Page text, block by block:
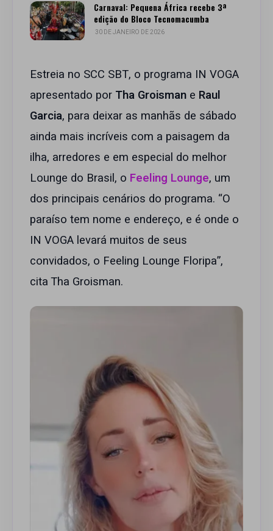
Carnaval: Pequena África recebe 3ª
edição do Bloco Tecnomacumba
30 DE JANEIRO DE 2026
Estreia no SCC SBT, o programa IN VOGA
apresentado por Tha Groisman e Raul
Garcia, para deixar as manhãs de sábado
ainda mais incríveis com a paisagem da
ilha, arredores e em especial do melhor
Lounge do Brasil, o Feeling Lounge, um
dos principais cenários do programa. “O
paraíso tem nome e endereço, e é onde o
IN VOGA levará muitos de seus
convidados, o Feeling Lounge Floripa”,
cita Tha Groisman.